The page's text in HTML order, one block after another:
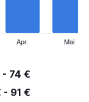
Apr. Mai
74 €
- 91 €